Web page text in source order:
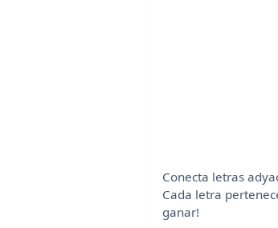
Conecta letras
Cada letra
ganar!